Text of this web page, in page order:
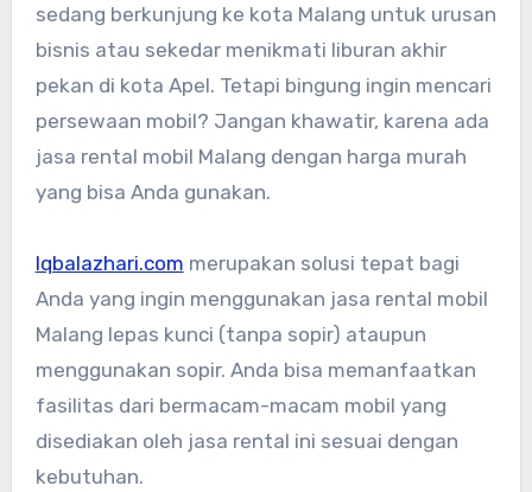
sedang berkunjung ke kota Malang untuk urusan
bisnis atau sekedar menikmati liburan akhir
pekan di kota Apel. Tetapi bingung ingin mencari
persewaan mobil? Jangan khawatir, karena ada
jasa rental mobil Malang dengan harga murah
yang bisa Anda gunakan.
Iqbalazhari.com merupakan solusi tepat bagi
Anda yang ingin menggunakan jasa rental mobil
Malang lepas kunci (tanpa sopir) ataupun
menggunakan sopir. Anda bisa memanfaatkan
fasilitas dari bermacam-macam mobil yang
disediakan oleh jasa rental ini sesuai dengan
kebutuhan.